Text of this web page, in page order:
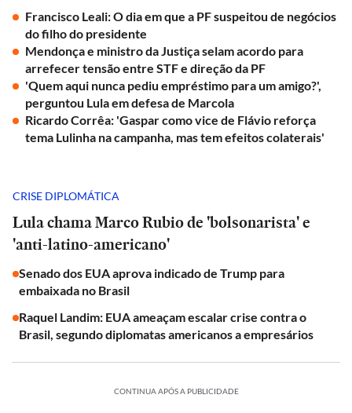
Francisco Leali: O dia em que a PF suspeitou de negócios
do filho do presidente
Mendonça e ministro da Justiça selam acordo para
arrefecer tensão entre STF e direção da PF
'Quem aqui nunca pediu empréstimo para um amigo?',
perguntou Lula em defesa de Marcola
Ricardo Corrêa: 'Gaspar como vice de Flávio reforça
tema Lulinha na campanha, mas tem efeitos colaterais'
CRISE DIPLOMÁTICA
Lula chama Marco Rubio de 'bolsonarista' e
'anti-latino-americano'
Senado dos EUA aprova indicado de Trump para
embaixada no Brasil
Raquel Landim: EUA ameaçam escalar crise contra o
Brasil, segundo diplomatas americanos a empresários
CONTINUA APÓS A PUBLICIDADE